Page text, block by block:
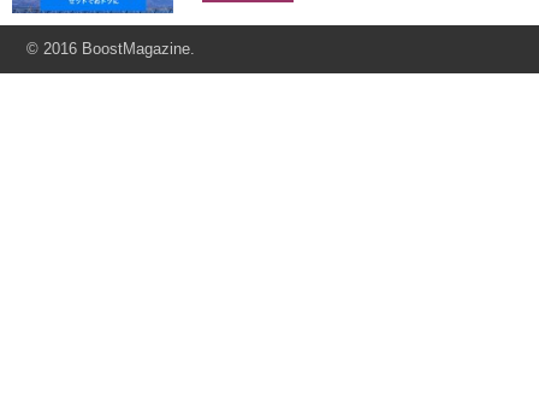
© 2016 BoostMagazine.